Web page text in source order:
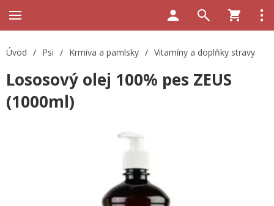
Úvod / Psi / Krmiva a pamlsky / Vitamíny a doplňky stravy
Lososový olej 100% pes ZEUS
(1000ml)